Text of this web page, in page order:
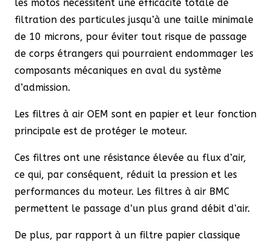
les motos nécessitent une efficacité totale de
filtration des particules jusqu’à une taille minimale
de 10 microns, pour éviter tout risque de passage
de corps étrangers qui pourraient endommager les
composants mécaniques en aval du système
d’admission.
Les filtres à air OEM sont en papier et leur fonction
principale est de protéger le moteur.
Ces filtres ont une résistance élevée au flux d’air,
ce qui, par conséquent, réduit la pression et les
performances du moteur. Les filtres à air BMC
permettent le passage d’un plus grand débit d’air.
De plus, par rapport à un filtre papier classique